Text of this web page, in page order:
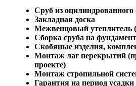
Сруб из оцилиндрованного
Закладная доска
Межвенцовый утеплитель
Сборка сруба на фундамент
Скобяные изделия,
Монтаж лаг перекрытий
проекте)
Монтаж стропильной
Гарантия на период усадки